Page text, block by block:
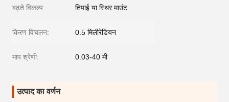
बढ़ते विकल्प: तिपाई या स्थिर माउंट
किरण विचलन: 0.5 मिलीरेडियन
माप श्रेणी: 0.03-40 मी
उत्पाद का वर्णन